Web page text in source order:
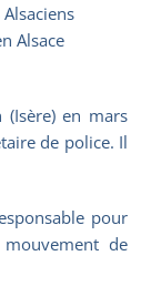
Alsace
en mars
de police. Il
pour
de